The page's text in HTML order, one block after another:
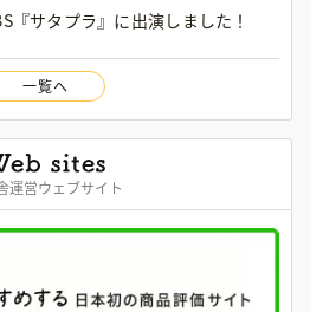
『サタプラ』に出演しました！
一覧へ
運営ウェブサイト